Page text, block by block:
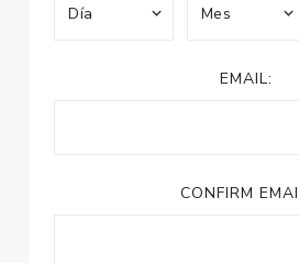
EMAIL:
CONFIRM